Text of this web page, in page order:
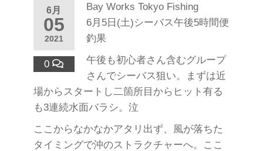
6月
05
2021
0
Bay Works Tokyo Fishing
6月5日(土)シーバス午後5時間便
釣果
午後も初心者さん含むグループ
さんでシーバス狙い。まずは近
場からスタートし二箇所目からヒット有る
も3連続水面バラシ。泣
ここからなかなかアタリ出ず、風が落ちた
タイミングで沖のストラクチャーへ。ここ